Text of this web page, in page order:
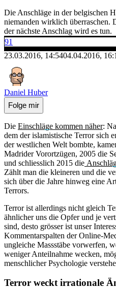
Die Anschläge in der belgischen
niemanden wirklich überraschen.
der nächste Anschlag wird es tun.
91
23.03.2016, 14:5404.04.2016,
Daniel Huber
Folge mir
Die Einschläge kommen näher:
dem der islamistische Terror sich
der westlichen Welt bombte,
Madrider Vorortzügen, 2005 die
und schliesslich 2015 die
Zählt man die kleineren und die
sich über die Jahre hinweg eine
Terrors.
Terror ist allerdings nicht gleich
ähnlicher uns die Opfer und je
sind, desto grösser ist unser
Kommentarspalten der Online-
ungleiche Massstäbe vorwerfen,
weniger Anteilnahme wecken,
menschlicher Psychologie
Terror weckt irrationale